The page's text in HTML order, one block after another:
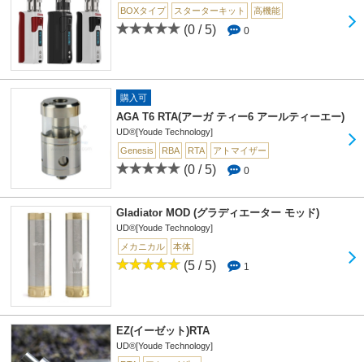
BOXタイプ
スターターキット 高機能
(0 / 5) 0
購入可
AGA T6 RTA(アーガ ティー6 アールティーエー)
UD®[Youde Technology]
Genesis
RBA RTA アトマイザー
(0 / 5) 0
Gladiator MOD (グラディエーター モッド)
UD®[Youde Technology]
メカニカル
本体
(5 / 5) 1
EZ(イーゼット)RTA
UD®[Youde Technology]